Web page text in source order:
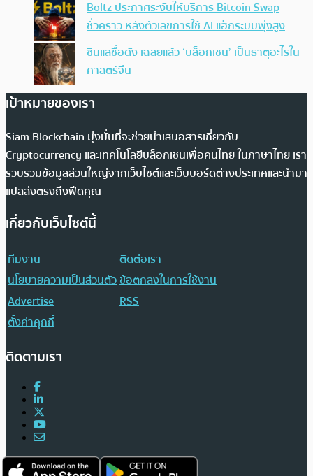
Boltz ประกาศระงับให้บริการ Bitcoin Swap
ชั่วคราว หลังตัวเลขการใช้ AI แฮ็กระบบพุ่งสูง
ซินแสชื่อดัง เฉลยแล้ว ‘บล็อกเชน’ เป็นธาตุอะไรใน
ศาสตร์จีน
เป้าหมายของเรา
Siam Blockchain มุ่งมั่นที่จะช่วยนำเสนอสารเกี่ยวกับ
Cryptocurrency และเทคโนโลยีบล็อกเชนเพื่อคนไทย ในภาษาไทย เรา
รวบรวมข้อมูลส่วนใหญ่จากเว็บไซต์และเว็บบอร์ดต่างประเทศและนำมา
แปลส่งตรงถึงฟีดคุณ
เกี่ยวกับเว็บไซต์นี้
ทีมงาน
ติดต่อเรา
นโยบายความเป็นส่วนตัวข้อตกลงในการใช้งาน
Advertise
RSS
ตั้งค่าคุกกี้
ติดตามเรา